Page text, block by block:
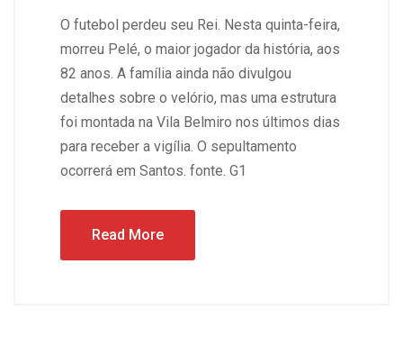
O futebol perdeu seu Rei. Nesta quinta-feira,
morreu Pelé, o maior jogador da história, aos
82 anos. A família ainda não divulgou
detalhes sobre o velório, mas uma estrutura
foi montada na Vila Belmiro nos últimos dias
para receber a vigília. O sepultamento
ocorrerá em Santos. fonte. G1
Read More